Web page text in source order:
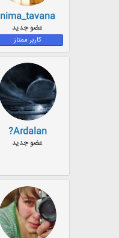
nima_tavana
عضو جدید
کاربر ممتاز
?Ardalan
عضو جدید